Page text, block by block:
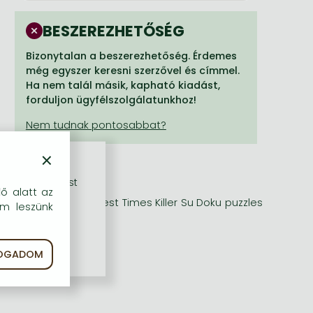
BESZEREZHETŐSÉG
Bizonytalan a beszerezhetőség. Érdemes
még egyszer keresni szerzővel és címmel.
Ha nem talál másik, kapható kiadást,
forduljon ügyfélszolgálatunkhoz!
of 200 of the best Times Killer Su Doku puzzles
×
alatt az
leszünk
szolgáltatást